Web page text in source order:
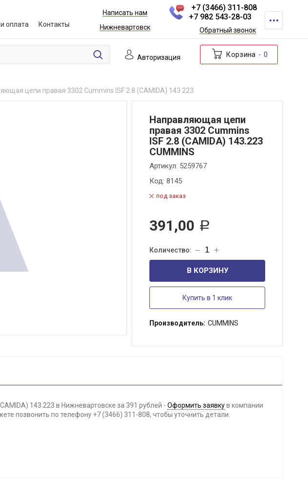
оплата Контакты
Написать нам
Нижневартовск
+7 (3466) 311-808
+7 982 543-28-03
Обратный звонок
Авторизация Корзина 0
цепи правая 3302 Cummins ISF 2.8 (CAMIDA) 143.223
Направляющая цепи
правая 3302 Cummins
ISF 2.8 (CAMIDA) 143.223
CUMMINS
Артикул: 5259767
Код: 8145
под заказ
391,00 Р
В КОРЗИНУ
Купить в 1 клик
Производитель: CUMMINS
143.223 в Нижневартовске за 391 рублей - Оформить заявкув компании
позвонить по телефону +7 (3466) 311-808, чтобы уточнить детали.